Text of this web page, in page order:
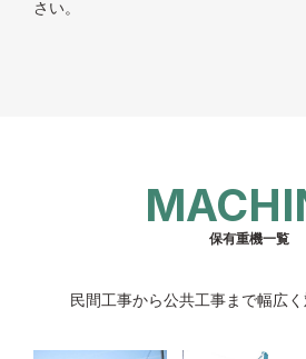
さい。
保有重機一覧
⺠間工事から公共工事まで幅広く